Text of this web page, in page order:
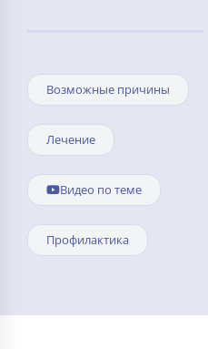
Возможные причины
Лечение
Видео по теме
Профилактика